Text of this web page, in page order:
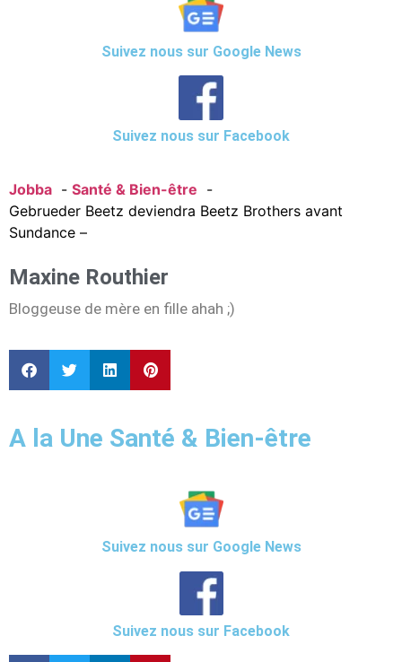
Suivez nous sur Google News
Suivez nous sur Facebook
Jobba
Santé & Bien-être
Gebrueder Beetz deviendra Beetz Brothers avant
Sundance –
Maxine Routhier
Bloggeuse de mère en fille ahah ;)
A la Une Santé & Bien-être
Suivez nous sur Google News
Suivez nous sur Facebook